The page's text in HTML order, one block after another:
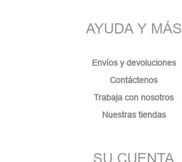
AYUDA Y MÁS
Envíos y devoluciones
Contáctenos
Trabaja con nosotros
Nuestras tiendas
SU CUENTA